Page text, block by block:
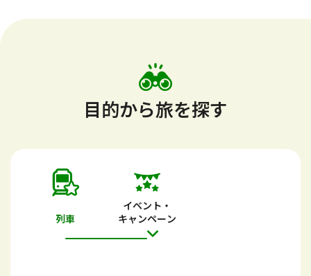
目的から旅を探す
列車
イベント・
キャンペーン